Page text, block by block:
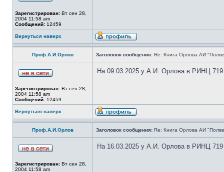
Зарегистрирован: Вт сен 28,
2004 11:58 am
Сообщений: 12459
Вернуться наверх
Проф.А.И.Орлов Заголовок сообщения: Re: Книга Орлова АИ
Зарегистрирован: Вт сен 28,
2004 11:58 am
Сообщений: 12459
На 09.03.2025 у А.И. Орлова в РИНЦ 719
Вернуться наверх
Проф.А.И.Орлов Заголовок сообщения: Re: Книга Орлова АИ
Зарегистрирован: Вт сен 28,
2004 11:58 am
На 16.03.2025 у А.И. Орлова в РИНЦ 719